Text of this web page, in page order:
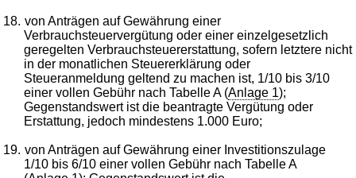
18. von Anträgen auf Gewährung einer
Verbrauchsteuervergütung oder einer einzelgesetzlich
geregelten Verbrauchsteuererstattung, sofern letztere nicht
in der monatlichen Steuererklärung oder
Steueranmeldung geltend zu machen ist, 1/10 bis 3/10
einer vollen Gebühr nach Tabelle A (Anlage 1);
Gegenstandswert ist die beantragte Vergütung oder
Erstattung, jedoch mindestens 1.000 Euro;
19. von Anträgen auf Gewährung einer Investitionszulage
1/10 bis 6/10 einer vollen Gebühr nach Tabelle A